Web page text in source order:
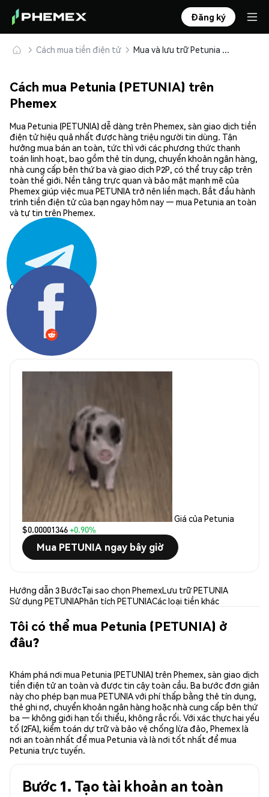
Đăng ký
Cách mua tiền điện tử Mua và lưu trữ Petunia (PETUNIA) an toàn
Cách mua Petunia (PETUNIA) trên
Phemex
Mua Petunia (PETUNIA) dễ dàng trên Phemex, sàn giao dịch tiền
điện tử hiệu quả nhất được hàng triệu người tin dùng. Tận
hưởng mua bán an toàn, tức thì với các phương thức thanh
toán linh hoạt, bao gồm thẻ tín dụng, chuyển khoản ngân hàng,
nhà cung cấp bên thứ ba và giao dịch P2P, có thể truy cập trên
toàn thế giới. Nền tảng trực quan và bảo mật mạnh mẽ của
Phemex giúp việc mua PETUNIA trở nên liền mạch. Bắt đầu hành
trình tiền điện tử của bạn ngay hôm nay — mua Petunia an toàn
và tự tin trên Phemex.
Chia sẻ:
Giá của Petunia
$0.00001346+0.90%
Mua PETUNIA ngay bây giờ
Hướng dẫn 3 BướcTại sao chọn PhemexLưu trữ PETUNIA
Sử dụng PETUNIAPhân tích PETUNIACác loại tiền khác
Tôi có thể mua Petunia (PETUNIA) ở
đâu?
Khám phá nơi mua Petunia (PETUNIA) trên Phemex, sàn giao dịch
tiền điện tử an toàn và được tin cậy toàn cầu. Ba bước đơn giản
này cho phép bạn mua PETUNIA với phí thấp bằng thẻ tín dụng,
thẻ ghi nợ, chuyển khoản ngân hàng hoặc nhà cung cấp bên thứ
ba — không giới hạn tối thiểu, không rắc rối. Với xác thực hai yếu
tố (2FA), kiểm toán dự trữ và bảo vệ chống lừa đảo, Phemex là
nơi an toàn nhất để mua Petunia và là nơi tốt nhất để mua
Petunia trực tuyến.
Bước 1. Tạo tài khoản an toàn